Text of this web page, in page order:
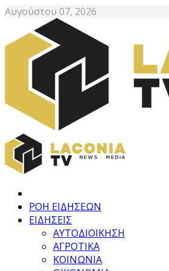
Αυγούστου 07, 2026
ΡΟΗ ΕΙΔΗΣΕΩΝ
ΕΙΔΗΣΕΙΣ
ΑΥΤΟΔΙΟΙΚΗΣΗ
ΑΓΡΟΤΙΚΑ
ΚΟΙΝΩΝΙΑ